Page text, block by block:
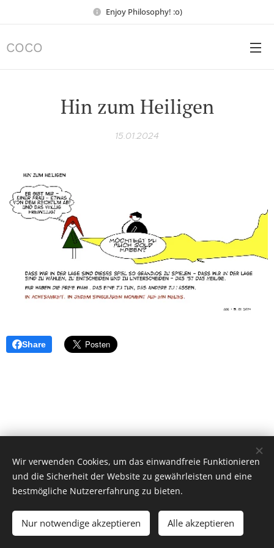
Enjoy Philosophy! :o)
COCO
Hin zum Heiligen
15.01.2024
Share
© 2026 by Dr. Andrea Christoph-Gaugusch
All rights reserved.
Cookies
Wir verwenden Cookies, um das einwandfreie Funktionieren
und die Sicherheit der Website zu gewährleisten und eine
bestmögliche Nutzererfahrung zu bieten.
Nur notwendige akzeptieren Alle akzeptieren